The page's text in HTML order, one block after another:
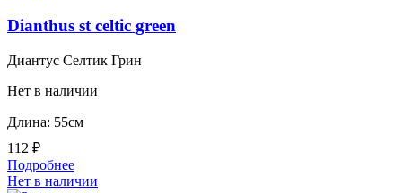
Dianthus st celtic green
Диантус Селтик Грин
Нет в наличии
Длина: 55см
112 ₽
Подробнее
Нет в наличии